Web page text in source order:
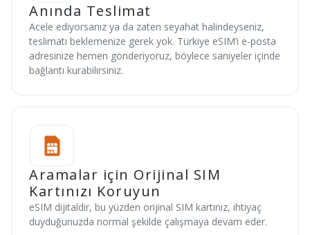
Anında Teslimat
Acele ediyorsanız ya da zaten seyahat halindeyseniz,
teslimatı beklemenize gerek yok. Türkiye eSIM’i e-posta
adresinize hemen gönderiyoruz, böylece saniyeler içinde
bağlantı kurabilirsiniz.
Aramalar için Orijinal SIM
Kartınızı Koruyun
eSIM dijitaldir, bu yüzden orijinal SIM kartınız, ihtiyaç
duyduğunuzda normal şekilde çalışmaya devam eder.